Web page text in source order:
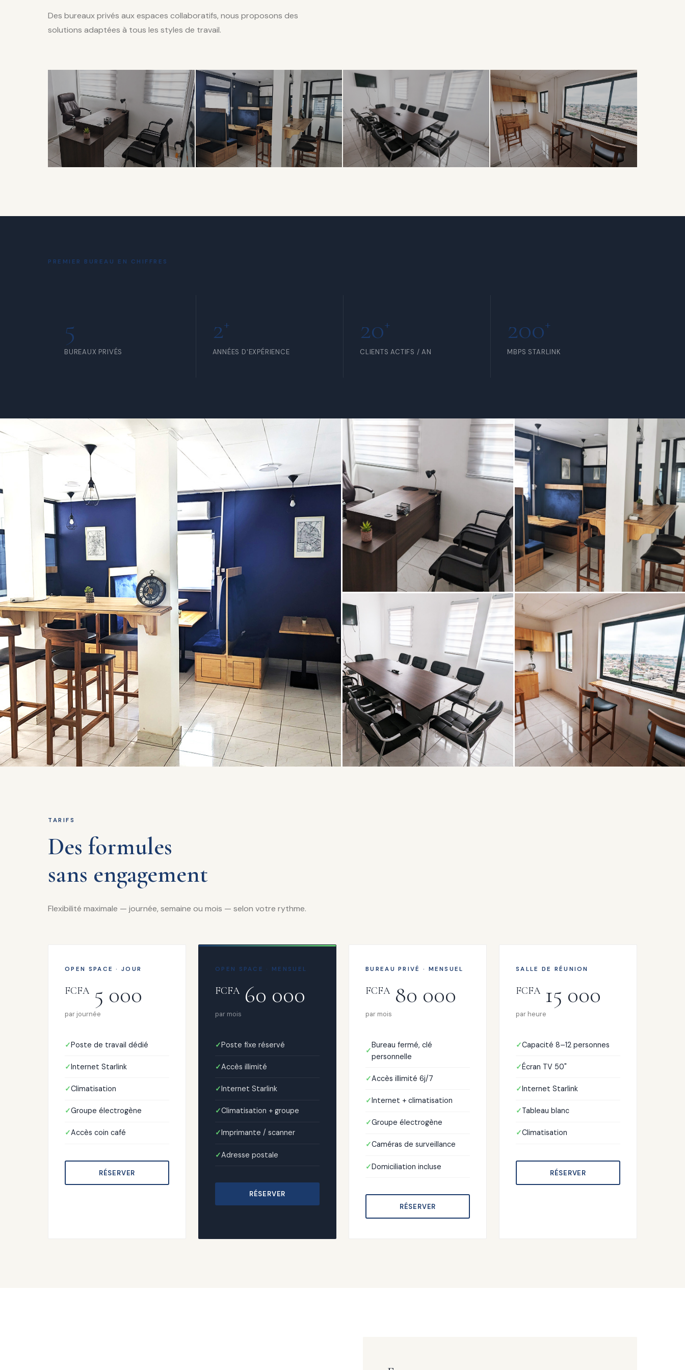
Des bureaux privés aux espaces collaboratifs, nous proposons des
solutions adaptées à tous les styles de travail.
Privé
Space
Réunion
& Détente
PREMIER BUREAU EN CHIFFRES
5
BUREAUX PRIVÉS
2+
ANNÉES D'EXPÉRIENCE
20+
CLIENTS ACTIFS / AN
200+
MBPS STARLINK
TARIFS
Des formules
sans engagement
Flexibilité maximale — journée, semaine ou mois — selon votre rythme.
OPEN SPACE · JOUR
FCFA5 000
par journée
Poste de travail dédié
Internet Starlink
Climatisation
Groupe électrogène
Accès coin café
RÉSERVER
OPEN SPACE · MENSUEL
FCFA60 000
par mois
Poste fixe réservé
Accès illimité
Internet Starlink
Climatisation + groupe
Imprimante / scanner
Adresse postale
RÉSERVER
BUREAU PRIVÉ · MENSUEL
FCFA80 000
par mois
Bureau fermé, clé
personnelle
Accès illimité 6j/7
Internet + climatisation
Groupe électrogène
Caméras de surveillance
Domiciliation incluse
RÉSERVER
SALLE DE RÉUNION
FCFA15 000
par heure
Capacité 8–12 personnes
Écran TV 50"
Internet Starlink
Tableau blanc
Climatisation
RÉSERVER